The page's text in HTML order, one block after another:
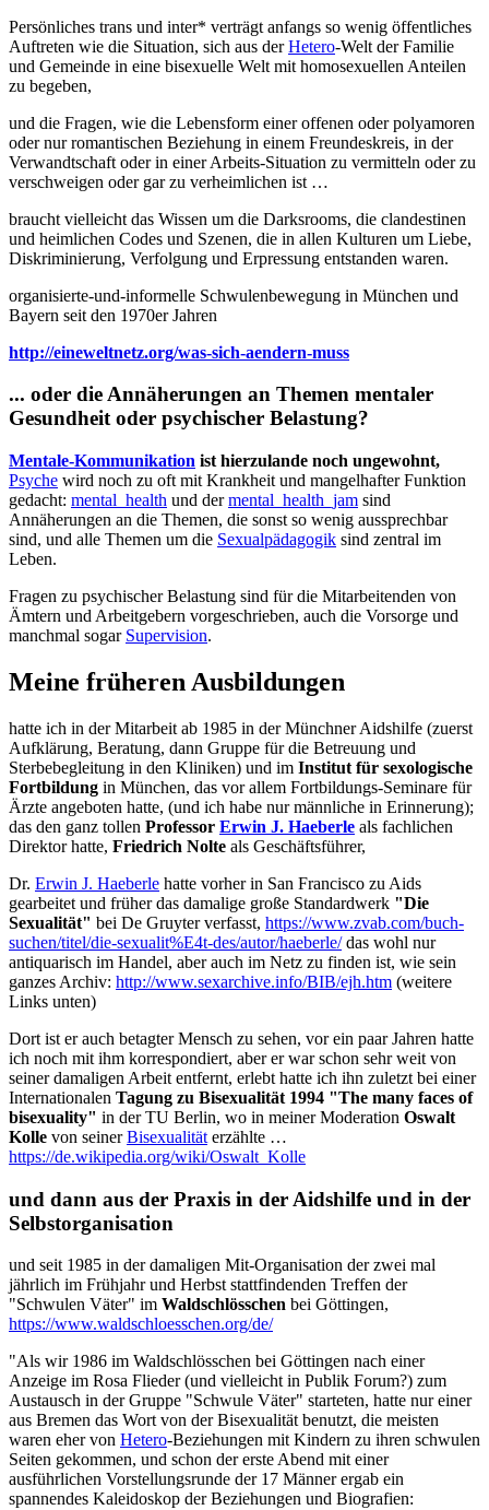
Persönliches trans und inter* verträgt anfangs so wenig öffentliches
Auftreten wie die Situation, sich aus derHetero-Welt der Familie
und Gemeinde in eine bisexuelle Welt mit homosexuellen Anteilen
zu begeben,
und die Fragen, wie die Lebensform einer offenen oder polyamoren
oder nur romantischen Beziehung in einem Freundeskreis, in der
Verwandtschaft oder in einer Arbeits-Situation zu vermitteln oder zu
verschweigen oder gar zu verheimlichen ist …
braucht vielleicht das Wissen um die Darksrooms, die clandestinen
und heimlichen Codes und Szenen, die in allen Kulturen um Liebe,
Diskriminierung, Verfolgung und Erpressung entstanden waren.
organisierte-und-informelle Schwulenbewegung in München und
Bayern seit den 1970er Jahren
http://eineweltnetz.org/was-sich-aendern-muss
... oder die Annäherungen an Themen mentaler
Gesundheit oder psychischer Belastung?
Mentale-Kommunikation ist hierzulande noch ungewohnt,
Psyche wird noch zu oft mit Krankheit und mangelhafter Funktion
gedacht: mental_health und dermental_health_jam sind
Annäherungen an die Themen, die sonst so wenig aussprechbar
sind, und alle Themen um die Sexualpädagogik sind zentral im
Leben.
Fragen zu psychischer Belastung sind für die Mitarbeitenden von
Ämtern und Arbeitgebern vorgeschrieben, auch die Vorsorge und
manchmal sogar Supervision.
Meine früheren Ausbildungen
hatte ich in der Mitarbeit ab 1985 in der Münchner Aidshilfe (zuerst
Aufklärung, Beratung, dann Gruppe für die Betreuung und
Sterbebegleitung in den Kliniken) und im Institut für sexologische
Fortbildung in München, das vor allem Fortbildungs-Seminare für
Ärzte angeboten hatte, (und ich habe nur männliche in Erinnerung);
das den ganz tollen Professor Erwin J. Haeberle als fachlichen
Direktor hatte, Friedrich Nolte als Geschäftsführer,
Dr. Erwin J. Haeberle hatte vorher in San Francisco zu Aids
gearbeitet und früher das damalige große Standardwerk "Die
Sexualität" bei De Gruyter verfasst, https://www.zvab.com/buch-
suchen/titel/die-sexualit%E4t-des/autor/haeberle/das wohl nur
antiquarisch im Handel, aber auch im Netz zu finden ist, wie sein
ganzes Archiv: http://www.sexarchive.info/BIB/ejh.htm (weitere
Links unten)
Dort ist er auch betagter Mensch zu sehen, vor ein paar Jahren hatte
ich noch mit ihm korrespondiert, aber er war schon sehr weit von
seiner damaligen Arbeit entfernt, erlebt hatte ich ihn zuletzt bei einer
Internationalen Tagung zu Bisexualität 1994 "The many faces of
bisexuality" in der TU Berlin, wo in meiner Moderation Oswalt
Kolle von seinerBisexualität erzählte …
https://de.wikipedia.org/wiki/Oswalt_Kolle
und dann aus der Praxis in der Aidshilfe und in der
Selbstorganisation
und seit 1985 in der damaligen Mit-Organisation der zwei mal
jährlich im Frühjahr und Herbst stattfindenden Treffen der
"Schwulen Väter" im Waldschlösschen bei Göttingen,
https://www.waldschloesschen.org/de/
"Als wir 1986 im Waldschlösschen bei Göttingen nach einer
Anzeige im Rosa Flieder (und vielleicht in Publik Forum?) zum
Austausch in der Gruppe "Schwule Väter" starteten, hatte nur einer
aus Bremen das Wort von der Bisexualität benutzt, die meisten
waren eher von Hetero-Beziehungen mit Kindern zu ihren schwulen
Seiten gekommen, und schon der erste Abend mit einer
ausführlichen Vorstellungsrunde der 17 Männer ergab ein
spannendes Kaleidoskop der Beziehungen und Biografien: